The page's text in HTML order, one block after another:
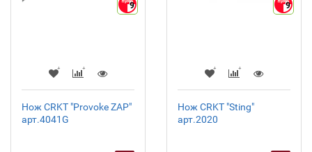
9
Нож CRKT "Provoke ZAP"
арт.4041G
9
Нож CRKT "Sting"
арт.2020